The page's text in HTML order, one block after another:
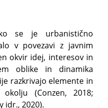
se je urbanistično
v povezavi z javnim
okvir idej, interesov in
oblike in dinamika
razkrivajo elemente in
(Conzen, 2018;
idr., 2020).